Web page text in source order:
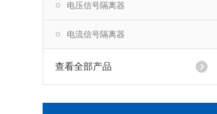
电压信号隔离器
电流信号隔离器
查看全部产品